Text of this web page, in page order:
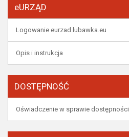
eURZĄD
Logowanie eurzad.lubawka.eu
Opis i instrukcja
DOSTĘPNOŚĆ
Oświadczenie w sprawie dostępności